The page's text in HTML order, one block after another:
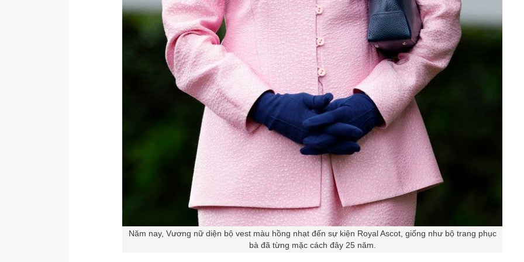
Năm nay, Vương nữ diện bộ vest màu hồng nhạt đến sự kiện Royal Ascot, giống như bộ trang phục
bà đã từng mặc cách đây 25 năm.